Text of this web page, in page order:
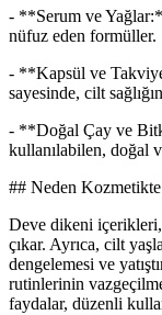
- **Serum ve
nüfuz eden formüller.
- **Kapsül ve
sayesinde, cilt
- **Doğal Çay ve
kullanılabilen, doğal
## Neden Kozmetikte
Deve dikeni
çıkar. Ayrıca, cilt
dengelemesi ve
rutinlerinin
faydalar, düzenli